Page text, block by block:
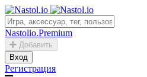
Nastolio.Premium
Добавить
Вход
Регистрация